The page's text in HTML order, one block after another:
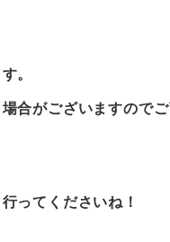
。
合がございますので
ってくださいね！